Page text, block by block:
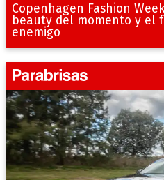
Copenhagen Fashion
beauty del momento y el
enemigo